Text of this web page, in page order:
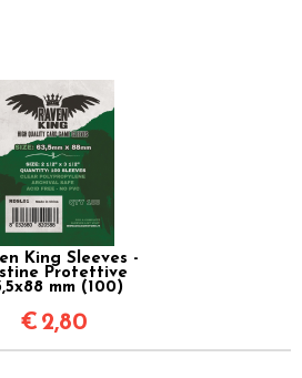
King Sleeves -
Protettive
mm (100)
€ 2,80